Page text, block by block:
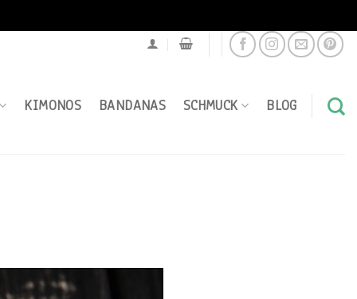
KIMONOS BANDANAS SCHMUCK BLOG